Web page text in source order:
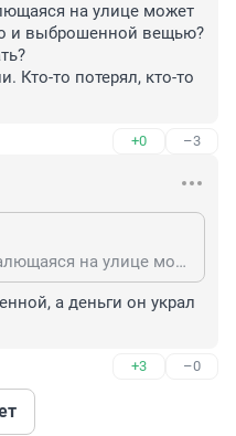
на улице может
и выброшенной вещью?
Кто-то потерял, кто-то
+0 –3
А вы в курсе, что вещь валющаяся на улице может быть не только потерей, но и выброшенной вещью? Ну? и как будете доказывать? Все правильно вам сказали. Кто-то потерял, кто-то нашел.
а деньги он украл
+3 –0